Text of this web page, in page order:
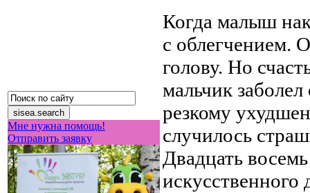
Мне нужна помощь!
Отправить заявку
Когда малыш
с облегчением.
голову. Но
мальчик
резкому
случилось
Двадцать
искусственного